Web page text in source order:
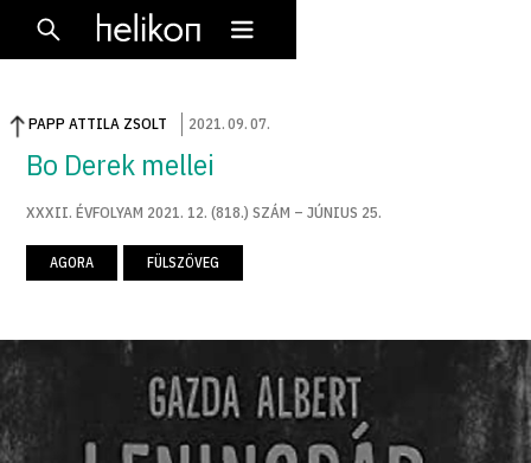
PAPP ATTILA ZSOLT 2021.09.07.
Bo Derek mellei
XXXII. ÉVFOLYAM 2021. 12. (818.) SZÁM – JÚNIUS 25.
AGORA FÜLSZÖVEG